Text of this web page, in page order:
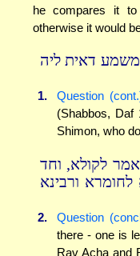
he compares it
otherwise it would
דאית ליה
1. Question
(Shabbos,
Shimon, who
לקולא, וחד
ורבינא
2. Question
there - one is
Rav Acha and